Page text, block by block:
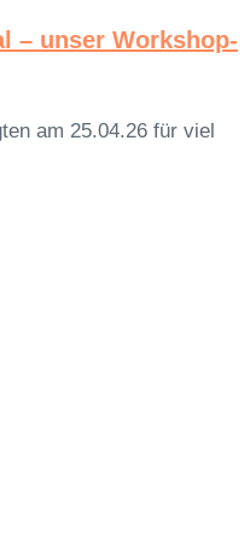
– unser Workshop-
am 25.04.26 für viel